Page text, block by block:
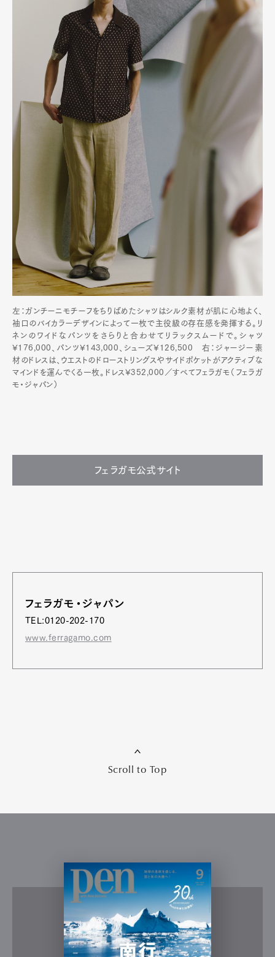
左：ガンチーニモチーフをちりばめたシャツはシルク素材が肌に心地よく、
袖口のバイカラーデザインによって一枚で主役級の存在感を発揮する。リ
ネンのワイドなパンツをさらりと合わせてリラックスムードで。シャツ
¥176,000、パンツ¥143,000、シューズ¥126,500 右：ジャージー素
材のドレスは、ウエストのドローストリングスやサイドポケットがアクティブな
マインドを運んでくる一枚。ドレス¥352,000／すべてフェラガモ（フェラガ
モ・ジャパン）
フェラガモ公式サイト
フェラガモ・ジャパン
TEL:0120-202-170
www.ferragamo.com
Scroll to Top